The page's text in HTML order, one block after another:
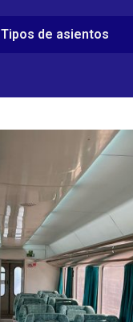
Tipos de asientos